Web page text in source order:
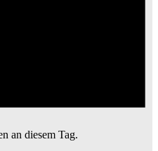
an diesem Tag.